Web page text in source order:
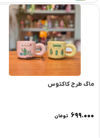
ماگ طرح کاکتوس
۶۹۹.۰۰۰ تومان